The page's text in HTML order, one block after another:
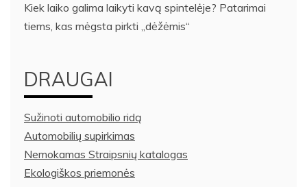
Kiek laiko galima laikyti kavą spintelėje? Patarimai
tiems, kas mėgsta pirkti „dėžėmis“
DRAUGAI
Sužinoti automobilio ridą
Automobilių supirkimas
Nemokamas Straipsnių katalogas
Ekologiškos priemonės